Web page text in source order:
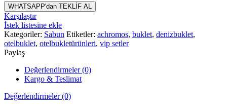
WHATSAPP'dan TEKLİF AL
Karşılaştır
İstek listesine ekle
Kategoriler: Sabun Etiketler: achromos, buklet, denizbuklet,
otelbuklet, otelbukletürünleri, vip setler
Paylaş
Değerlendirmeler (0)
Kargo & Teslimat
Değerlendirmeler (0)